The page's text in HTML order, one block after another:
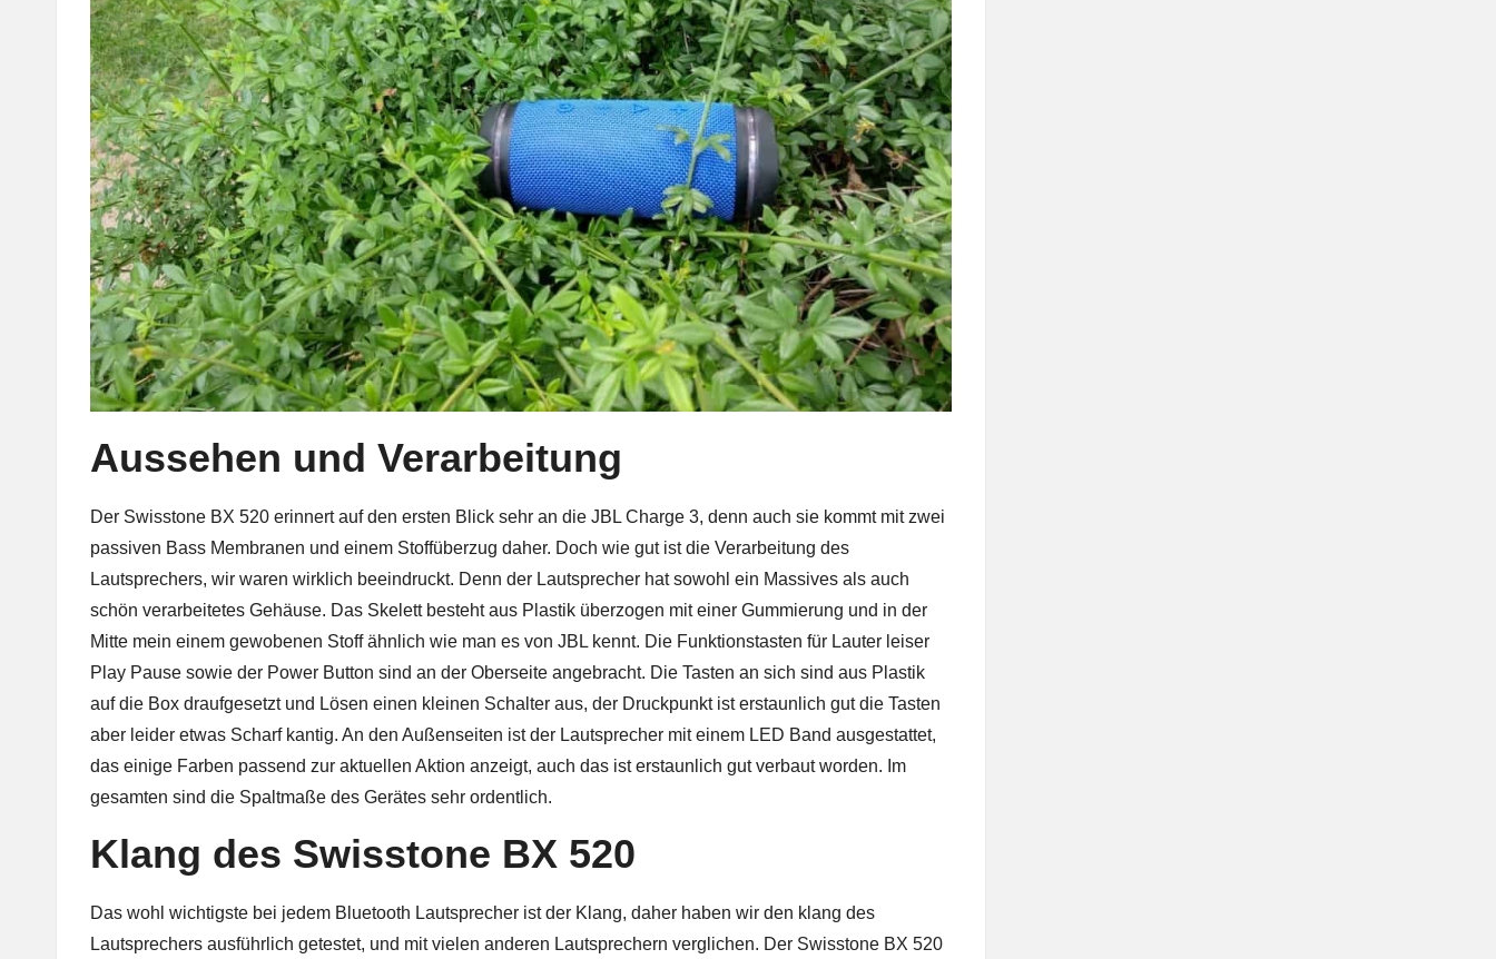
Aussehen und Verarbeitung
Der Swisstone BX 520 erinnert auf den ersten Blick sehr an die JBL Charge 3, denn auch sie kommt mit zwei
passiven Bass Membranen und einem Stoffüberzug daher. Doch wie gut ist die Verarbeitung des
Lautsprechers, wir waren wirklich beeindruckt. Denn der Lautsprecher hat sowohl ein Massives als auch
schön verarbeitetes Gehäuse. Das Skelett besteht aus Plastik überzogen mit einer Gummierung und in der
Mitte mein einem gewobenen Stoff ähnlich wie man es von JBL kennt. Die Funktionstasten für Lauter leiser
Play Pause sowie der Power Button sind an der Oberseite angebracht. Die Tasten an sich sind aus Plastik
auf die Box draufgesetzt und Lösen einen kleinen Schalter aus, der Druckpunkt ist erstaunlich gut die Tasten
aber leider etwas Scharf kantig. An den Außenseiten ist der Lautsprecher mit einem LED Band ausgestattet,
das einige Farben passend zur aktuellen Aktion anzeigt, auch das ist erstaunlich gut verbaut worden. Im
gesamten sind die Spaltmaße des Gerätes sehr ordentlich.
Klang des Swisstone BX 520
Das wohl wichtigste bei jedem Bluetooth Lautsprecher ist der Klang, daher haben wir den klang des
Lautsprechers ausführlich getestet, und mit vielen anderen Lautsprechern verglichen. Der Swisstone BX 520